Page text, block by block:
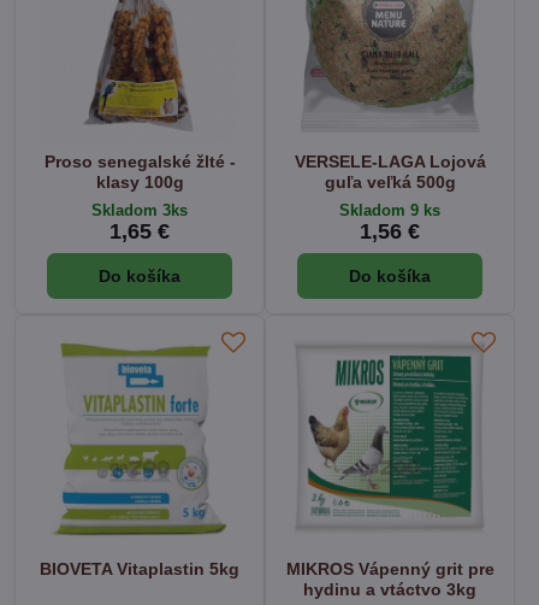
Proso senegalské žlté -
klasy 100g
Skladom 3ks
1,65 €
Do košíka
VERSELE-LAGA Lojová
guľa veľká 500g
Skladom 9 ks
1,56 €
Do košíka
BIOVETA Vitaplastin 5kg
MIKROS Vápenný grit pre
hydinu a vtáctvo 3kg